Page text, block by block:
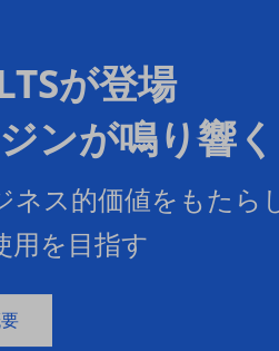
が登場
ンが鳴り響く
ネス的価値をもたら
用を目指す